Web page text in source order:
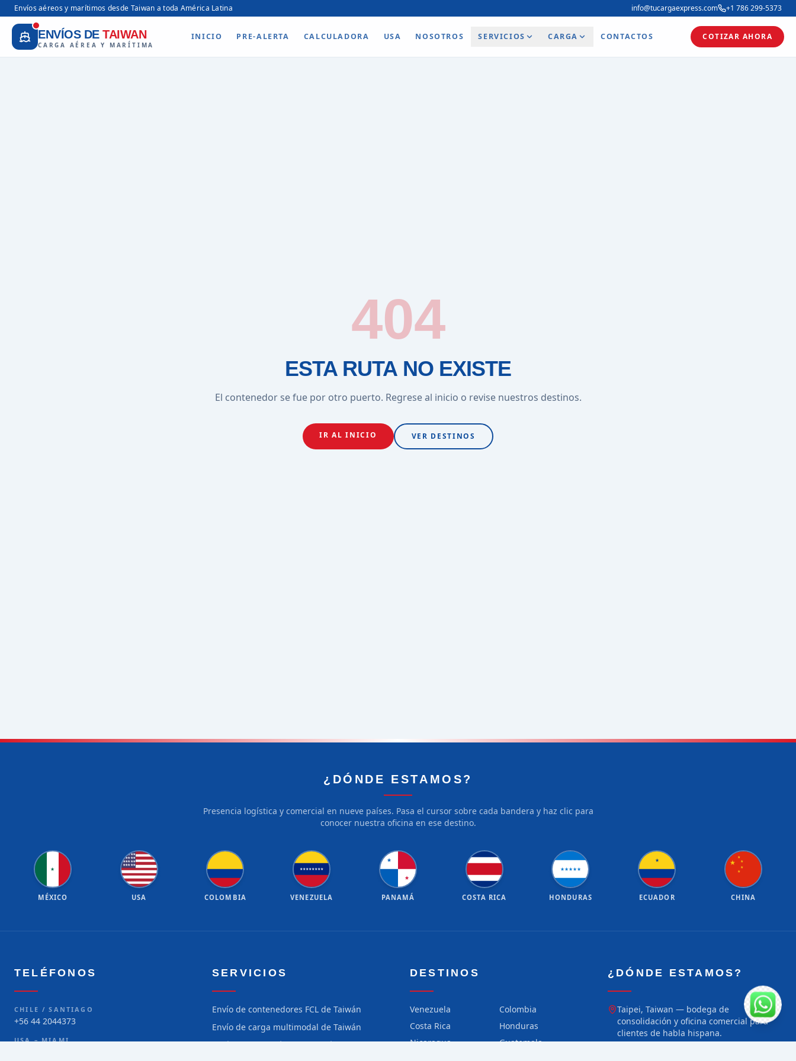
Envíos aéreos y marítimos desde Taiwan a toda América Latina info@tucargaexpress.com +1 786 299-5373
ENVÍOS DE TAIWAN
CARGA AÉREA Y MARÍTIMA
INICIO PRE-ALERTA CALCULADORA USA NOSOTROS SERVICIOS CARGA CONTACTOS COTIZAR AHORA
404
ESTA RUTA NO EXISTE
El contenedor se fue por otro puerto. Regrese al inicio o revise nuestros destinos.
IR AL INICIO VER DESTINOS
¿DÓNDE ESTAMOS?
Presencia logística y comercial en nueve países. Pasa el cursor sobre cada bandera y haz clic para
conocer nuestra oficina en ese destino.
★
MÉXICO
★★★★
★★★★★
★★★★★
★★★★★
USA COLOMBIA
★★★★★★★★
VENEZUELA
★
★
PANAMÁ COSTA RICA
★★★★★
HONDURAS
★
ECUADOR
★
★
★
★
★
CHINA
TELÉFONOS
CHILE / SANTIAGO
+56 44 2044373
USA – MIAMI
SERVICIOS
Envío de contenedores FCL de Taiwán
Envío de carga multimodal de Taiwán
Envío de carga aérea de Taiwán
DESTINOS
Venezuela
Colombia
Costa Rica
Honduras
Nicaragua
Guatemala
¿DÓNDE ESTAMOS?
Taipei, Taiwan — bodega de
consolidación y oficina comercial para
clientes de habla hispana.